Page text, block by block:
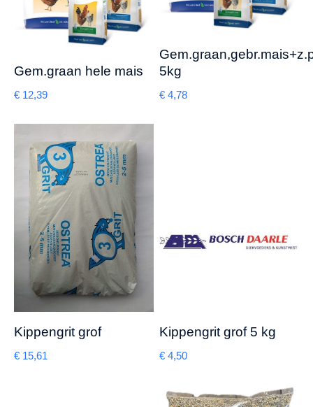
Gem.graan hele mais
€ 12,39
5kg
€ 4,78
Kippengrit grof
€ 15,61
Kippengrit grof 5 kg
€ 4,50